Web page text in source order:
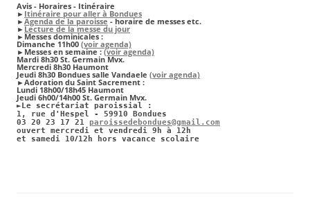
Avis - Horaires - Itinéraire
► Itinéraire pour aller à Bondues
► Agenda de la paroisse- horaire de messes etc.
► Lecture de la messe du jour
► Messes dominicales:
Dimanche 11h00 (voir agenda)
► Messes en semaine : (voir agenda)
Mardi 8h30 St. Germain Mvx.
Mercredi 8h30 Haumont
Jeudi 8h30 Bondues salle Vandaele (voir agenda)
►Adoration du Saint Sacrement :
Lundi 18h00/18h45 Haumont
Jeudi 6h00/14h00 St. Germain Mvx.
► Le secrétariat paroissial :
1, rue d'Hespel - 59910 Bondues
03 20 23 17 21 paroissedebondues@gmail.com
ouvert mercredi et vendredi 9h à 12h
et samedi 10/12h hors vacance scolaire